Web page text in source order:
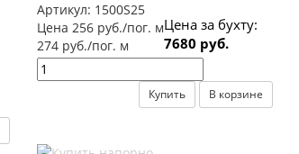
Артикул: 1500S25
Цена 256 руб./пог. м
274 руб./пог. м
Цена за бухту:
7680 руб.
Купить В корзине